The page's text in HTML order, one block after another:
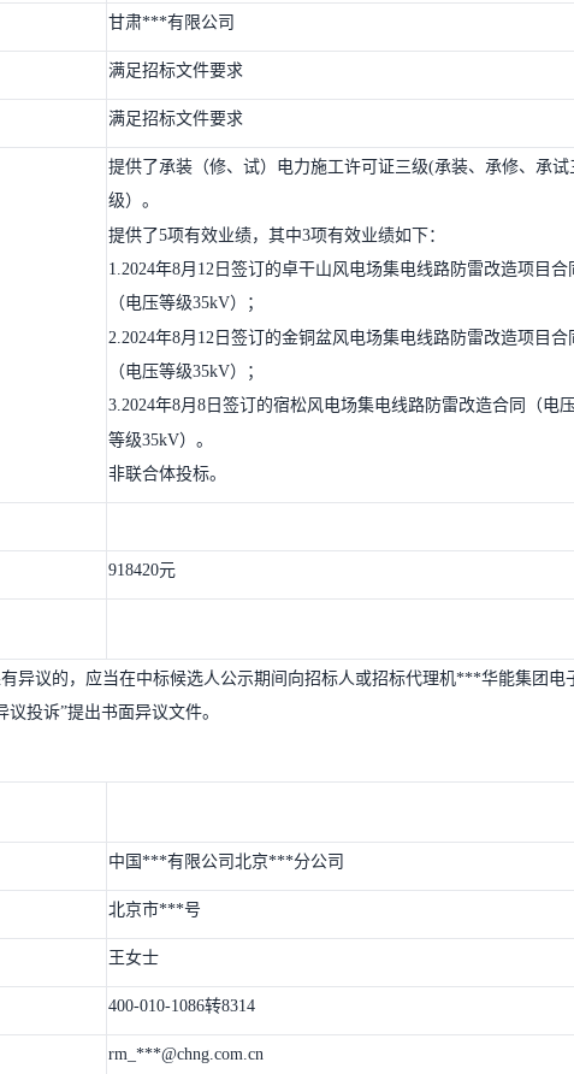
甘肃***有限公司
满足招标文件要求
满足招标文件要求
提供了承装（修、试）电力施工许可证三级(承装、承修、承试
级）。
提供了5项有效业绩，其中3项有效业绩如下：
1.2024年8月12日签订的卓干山风电场集电线路防雷改造项目合
（电压等级35kV）；
2.2024年8月12日签订的金铜盆风电场集电线路防雷改造项目合
（电压等级35kV）；
3.2024年8月8日签订的宿松风电场集电线路防雷改造合同（电
等级35kV）。
非联合体投标。
918420元
异议的，应当在中标候选人公示期间向招标人或招标代理机***华能集团电
议投诉”提出书面异议文件。
中国***有限公司北京***分公司
北京市***号
王女士
400-010-1086转8314
rm_***@chng.com.cn